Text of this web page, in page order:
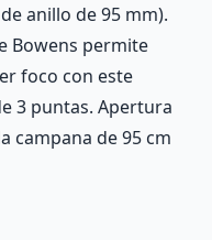
anillo de 95 mm).
Bowens permite
foco con este
3 puntas. Apertura
campana de 95 cm